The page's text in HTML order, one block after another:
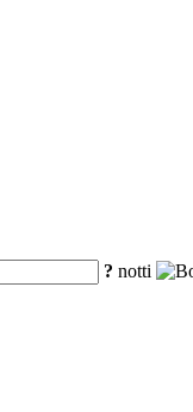
? notti